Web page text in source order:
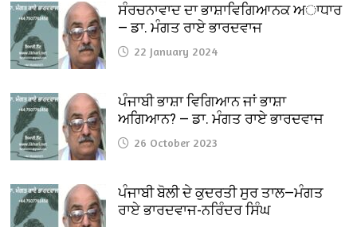
ਸੰਰਚਨਾਵਾਦ ਦਾ ਭਾਸ਼ਾਵਿਗਿਆਨਕ ਅਾਧਾਰ
— ਡਾ. ਮੰਗਤ ਰਾਏ ਭਾਰਦਵਾਜ
22 January 2024
ਪੰਜਾਬੀ ਭਾਸ਼ਾ ਵਿਗਿਆਨ ਜਾਂ ਭਾਸ਼ਾ
ਅਗਿਆਨ? — ਡਾ. ਮੰਗਤ ਰਾਏ ਭਾਰਦਵਾਜ
26 October 2023
ਪੰਜਾਬੀ ਬੋਲੀ ਦੇ ਕੁਦਰਤੀ ਸੁਰ ਤਾਲ—ਮੰਗਤ
ਰਾਏ ਭਾਰਦਵਾਜ-ਨਰਿੰਦਰ ਸਿੰਘ